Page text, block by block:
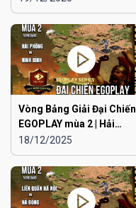
Ninh
Vòng Bảng Giải Đại Chiến
EGOPLAY mùa 2 | Hải
Phòng vs Ninh Bình
18/12/2025